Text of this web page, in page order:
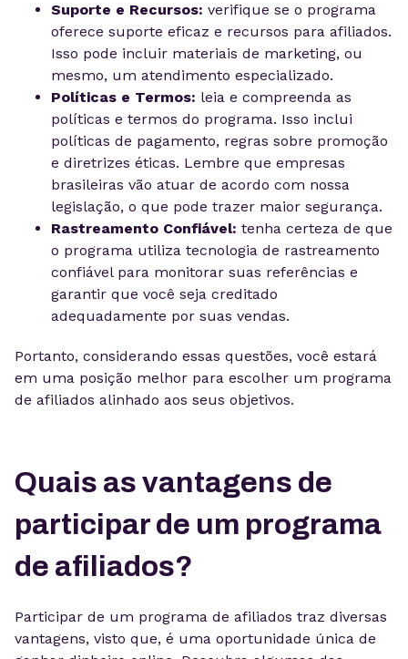
Suporte e Recursos: verifique se o programa
oferece suporte eficaz e recursos para afiliados.
Isso pode incluir materiais de marketing, ou
mesmo, um atendimento especializado.
Políticas e Termos: leia e compreenda as
políticas e termos do programa. Isso inclui
políticas de pagamento, regras sobre promoção
e diretrizes éticas. Lembre que empresas
brasileiras vão atuar de acordo com nossa
legislação, o que pode trazer maior segurança.
Rastreamento Confiável: tenha certeza de que
o programa utiliza tecnologia de rastreamento
confiável para monitorar suas referências e
garantir que você seja creditado
adequadamente por suas vendas.
Portanto, considerando essas questões, você estará
em uma posição melhor para escolher um programa
de afiliados alinhado aos seus objetivos.
Quais as vantagens de
participar de um programa
de afiliados?
Participar de um programa de afiliados traz diversas
vantagens, visto que, é uma oportunidade única de